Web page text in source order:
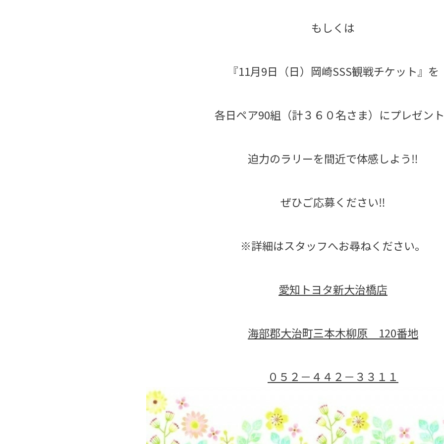
もしくは
『11月9日（日）岡崎SSS観戦チケット』を
各日ペア90組（計３６０名さま）にプレゼン
迫力のラリーを間近で体感しよう‼️
ぜひご応募ください‼️
※詳細はスタッフへお尋ねください。
愛知トヨタ新大治橋店
海部郡大治町三本木柳原 120番地
０５２－４４２－３３１１